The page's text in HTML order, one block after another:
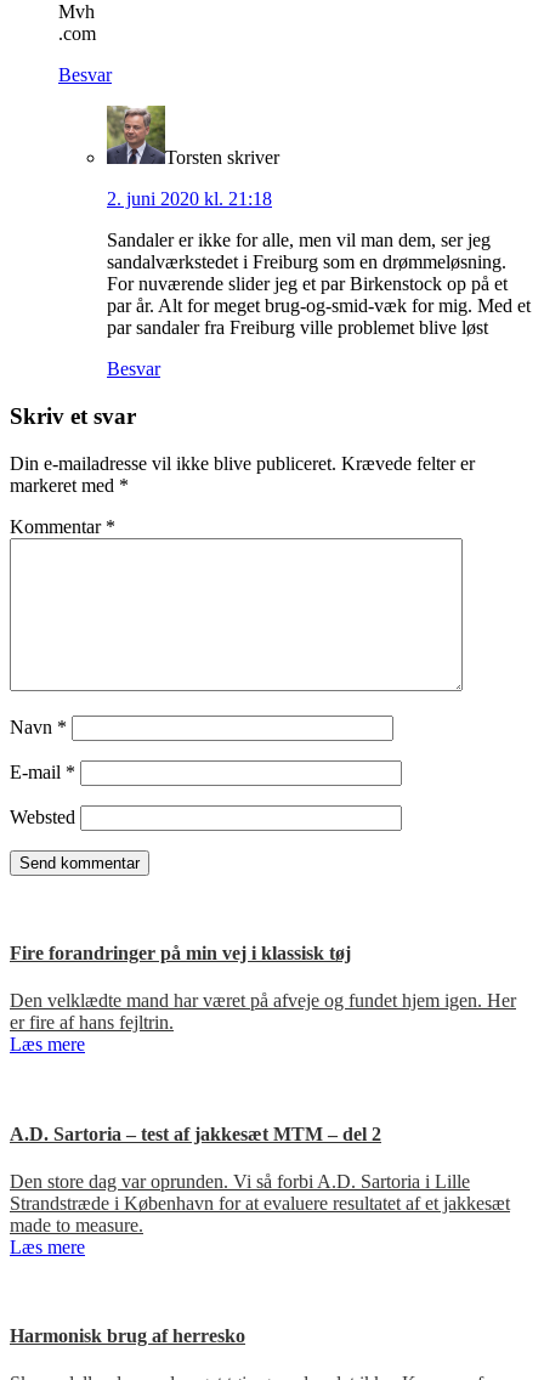
Mvh
.com
Besvar
Torsten skriver
2. juni 2020 kl. 21:18
Sandaler er ikke for alle, men vil man dem, ser jeg
sandalværkstedet i Freiburg som en drømmeløsning.
For nuværende slider jeg et par Birkenstock op på et
par år. Alt for meget brug-og-smid-væk for mig. Med et
par sandaler fra Freiburg ville problemet blive løst
Besvar
Skriv et svar
Din e-mailadresse vil ikke blive publiceret. Krævede felter er
markeret med *
Kommentar *
Navn *
E-mail *
Websted
Fire forandringer på min vej i klassisk tøj
Den velklædte mand har været på afveje og fundet hjem igen. Her
er fire af hans fejltrin.
Læs mere
A.D. Sartoria – test af jakkesæt MTM – del 2
Den store dag var oprunden. Vi så forbi A.D. Sartoria i Lille
Strandstræde i København for at evaluere resultatet af et jakkesæt
made to measure.
Læs mere
Harmonisk brug af herresko